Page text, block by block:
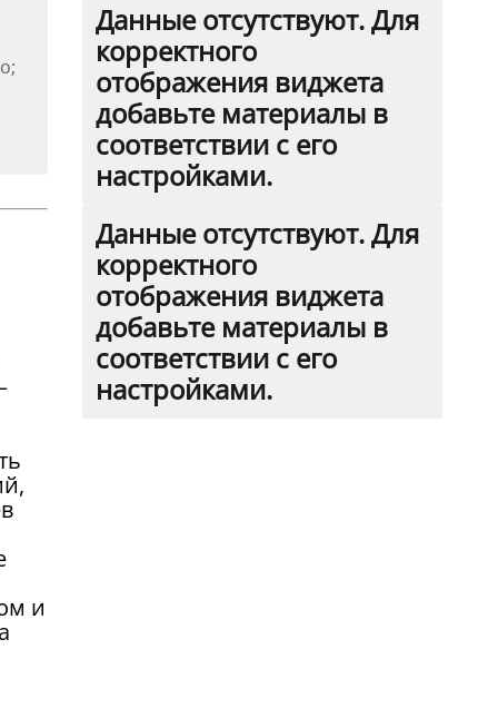
и
Данные отсутствуют. Для
корректного
отображения виджета
добавьте материалы в
соответствии с его
настройками.
Данные отсутствуют. Для
корректного
отображения виджета
добавьте материалы в
соответствии с его
настройками.